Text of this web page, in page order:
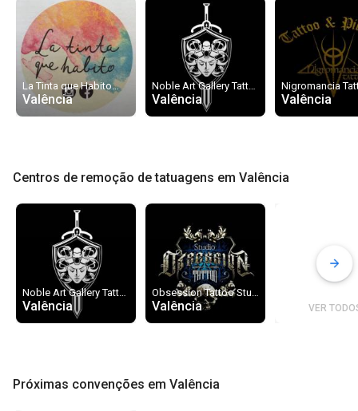
La Tinta que Habitodone
Valência
Noble Art Gallery Tattoo
Valência
Nigromancia
Valência
Centros de remoção de tatuagens em Valência
Noble Art Gallery Tattoo
Valência
Obsession Tattoo Studio
Valência VER
Próximas convenções em Valência